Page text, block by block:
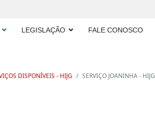
LEGISLAÇÃO FALE CONOSCO
DISPONÍVEIS - HIJG SERVIÇO JOANINHA - HIJG